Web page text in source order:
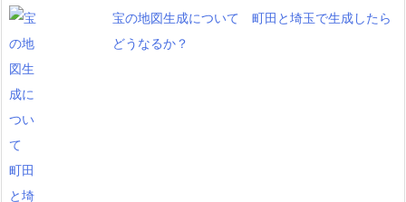
宝の地図生成について 町田と埼玉で生成したら
どうなるか？